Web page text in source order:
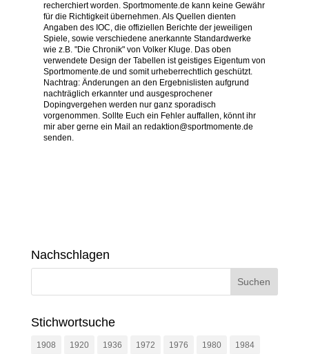
recherchiert worden. Sportmomente.de kann keine Gewähr
für die Richtigkeit übernehmen. Als Quellen dienten
Angaben des IOC, die offiziellen Berichte der jeweiligen
Spiele, sowie verschiedene anerkannte Standardwerke
wie z.B. "Die Chronik" von Volker Kluge. Das oben
verwendete Design der Tabellen ist geistiges Eigentum von
Sportmomente.de und somit urheberrechtlich geschützt.
Nachtrag: Änderungen an den Ergebnislisten aufgrund
nachträglich erkannter und ausgesprochener
Dopingvergehen werden nur ganz sporadisch
vorgenommen. Sollte Euch ein Fehler auffallen, könnt ihr
mir aber gerne ein Mail an redaktion@sportmomente.de
senden.
Nachschlagen
Stichwortsuche
1908 1920 1936 1972 1976 1980 1984